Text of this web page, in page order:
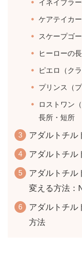
イネイブラ
ケアテイカ
スケープゴ
ヒーローの
ピエロ（ク
プリンス（
ロストワン
長所・短所
アダルトチル
アダルトチル
アダルトチル
変える方法：
アダルトチル
方法